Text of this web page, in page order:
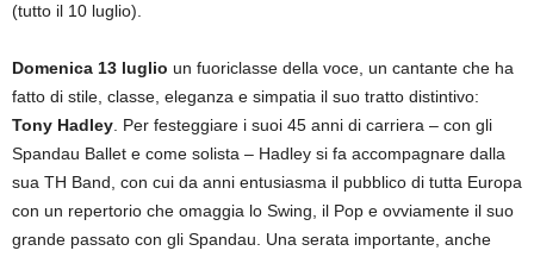
(tutto il 10 luglio).
Domenica 13 luglio un fuoriclasse della voce, un cantante che ha
fatto di stile, classe, eleganza e simpatia il suo tratto distintivo:
Tony Hadley. Per festeggiare i suoi 45 anni di carriera – con gli
Spandau Ballet e come solista – Hadley si fa accompagnare dalla
sua TH Band, con cui da anni entusiasma il pubblico di tutta Europa
con un repertorio che omaggia lo Swing, il Pop e ovviamente il suo
grande passato con gli Spandau. Una serata importante, anche